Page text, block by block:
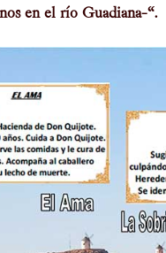
en el río Guadiana-“.